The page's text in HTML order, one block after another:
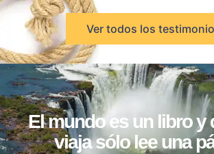
Ver todos los
El mundo es un libro y
viaja sólo lee una